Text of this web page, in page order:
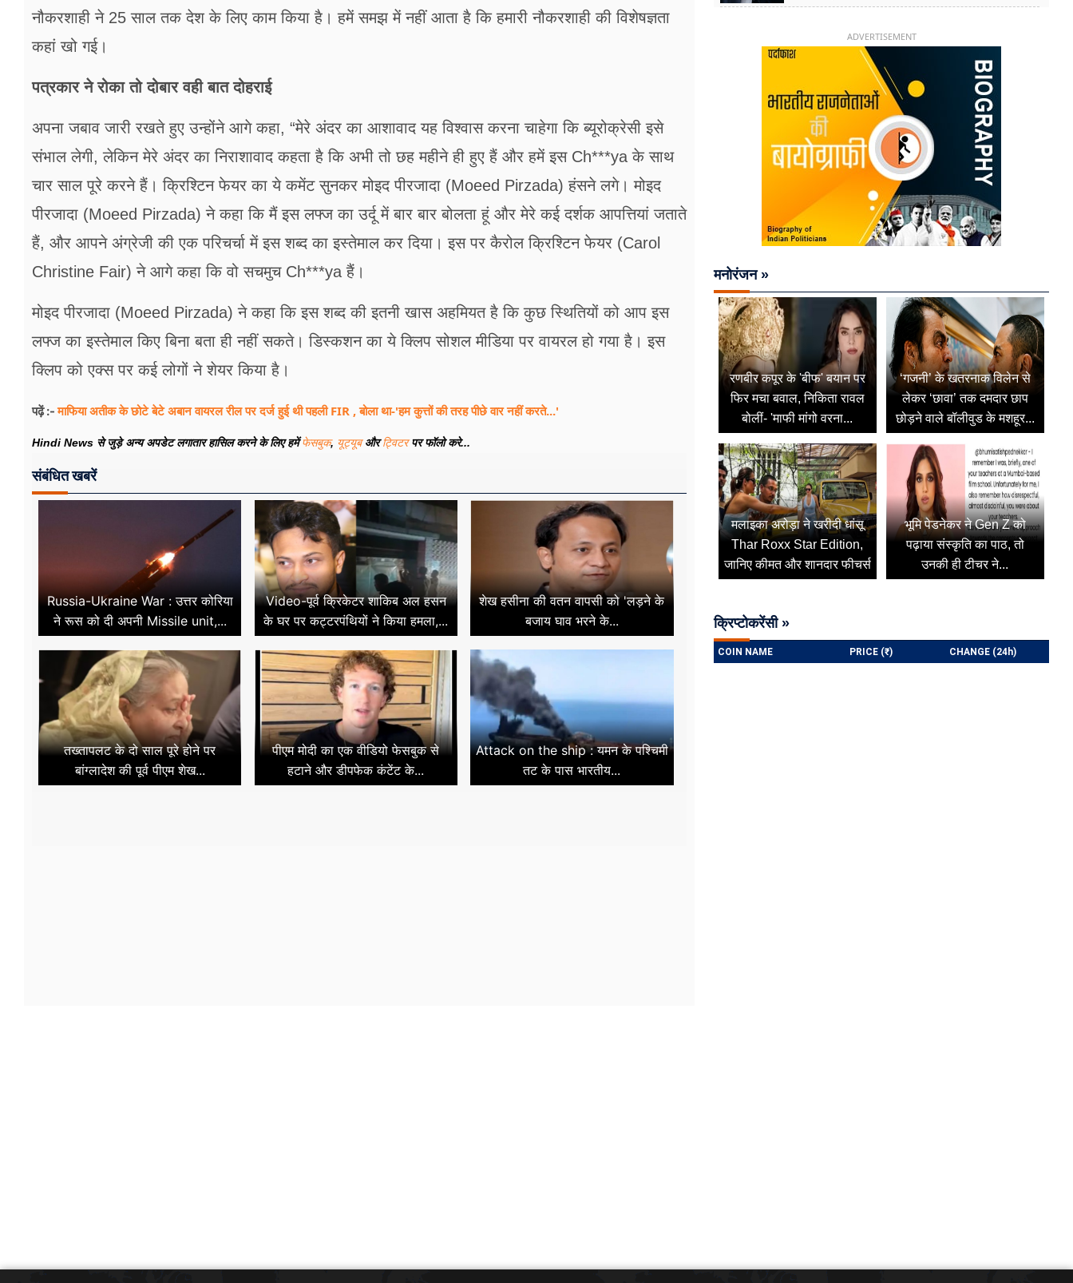
नौकरशाही ने 25 साल तक देश के लिए काम किया है। हमें समझ में नहीं आता है कि हमारी नौकरशाही की विशेषज्ञता
कहां खो गई।
पत्रकार ने रोका तो दोबार वही बात दोहराई
अपना जबाव जारी रखते हुए उन्होंने आगे कहा, “मेरे अंदर का आशावाद यह विश्वास करना चाहेगा कि ब्यूरोक्रेसी इसे
संभाल लेगी, लेकिन मेरे अंदर का निराशावाद कहता है कि अभी तो छह महीने ही हुए हैं और हमें इस Ch***ya के साथ
चार साल पूरे करने हैं। क्रिश्टिन फेयर का ये कमेंट सुनकर मोइद पीरजादा (Moeed Pirzada) हंसने लगे। मोइद
पीरजादा (Moeed Pirzada) ने कहा कि मैं इस लफ्ज का उर्दू में बार बार बोलता हूं और मेरे कई दर्शक आपत्तियां जताते
हैं, और आपने अंग्रेजी की एक परिचर्चा में इस शब्द का इस्तेमाल कर दिया। इस पर कैरोल क्रिश्टिन फेयर (Carol
Christine Fair) ने आगे कहा कि वो सचमुच Ch***ya हैं।
मोइद पीरजादा (Moeed Pirzada) ने कहा कि इस शब्द की इतनी खास अहमियत है कि कुछ स्थितियों को आप इस
लफ्ज का इस्तेमाल किए बिना बता ही नहीं सकते। डिस्कशन का ये क्लिप सोशल मीडिया पर वायरल हो गया है। इस
क्लिप को एक्स पर कई लोगों ने शेयर किया है।
पढ़ें :-माफिया अतीक के छोटे बेटे अबान वायरल रील पर दर्ज हुई थी पहली FIR , बोला था-'हम कुत्तों की तरह पीछे वार नहीं करते...'
Hindi News से जुड़े अन्य अपडेट लगातार हासिल करने के लिए हमेंफेसबुक, यूट्यूबऔरट्विटरपर फॉलो करे...
संबंधित खबरें
Russia-Ukraine War : उत्तर कोरिया
ने रूस को दी अपनी Missile unit,...
Video-पूर्व क्रिकेटर शाकिब अल हसन
के घर पर कट्टरपंथियों ने किया हमला,...
शेख हसीना की वतन वापसी को 'लड़ने के
बजाय घाव भरने के...
तख्तापलट के दो साल पूरे होने पर
बांग्लादेश की पूर्व पीएम शेख...
पीएम मोदी का एक वीडियो फेसबुक से
हटाने और डीपफेक कंटेंट के...
Attack on the ship : यमन के पश्चिमी
तट के पास भारतीय...
ADVERTISEMENT
मनोरंजन »
रणबीर कपूर के 'बीफ' बयान पर
फिर मचा बवाल, निकिता रावल
बोलीं- 'माफी मांगो वरना...
‘गजनी’ के खतरनाक विलेन से
लेकर ‘छावा’ तक दमदार छाप
छोड़ने वाले बॉलीवुड के मशहूर...
मलाइका अरोड़ा ने खरीदी धांसू
Thar Roxx Star Edition,
जानिए कीमत और शानदार फीचर्स
भूमि पेडनेकर ने Gen Z को
पढ़ाया संस्कृति का पाठ, तो
उनकी ही टीचर ने...
क्रिप्टोकरेंसी »